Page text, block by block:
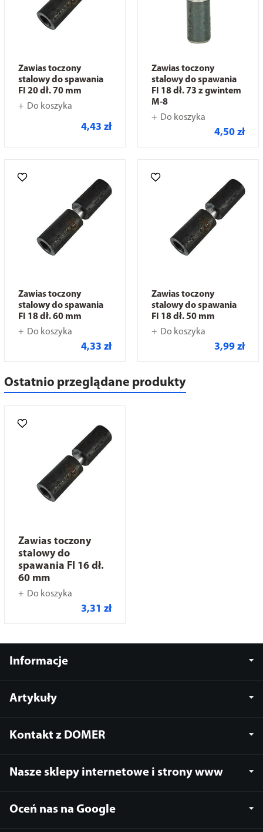
Zawias toczony
stalowy do spawania
FI 20 dł. 70 mm
Do koszyka
4,43 zł
Zawias toczony
stalowy do spawania
FI 18 dł. 73 z gwintem
M-8
Do koszyka
4,50 zł
Zawias toczony
stalowy do spawania
FI 18 dł. 60 mm
Do koszyka
4,33 zł
Zawias toczony
stalowy do spawania
FI 18 dł. 50 mm
Do koszyka
3,99 zł
Ostatnio przeglądane produkty
Zawias toczony
stalowy do
spawania FI 16 dł.
60 mm
Do koszyka
3,31 zł
Informacje
Artykuły
Kontakt z DOMER
Nasze sklepy internetowe i strony www
Oceń nas na Google